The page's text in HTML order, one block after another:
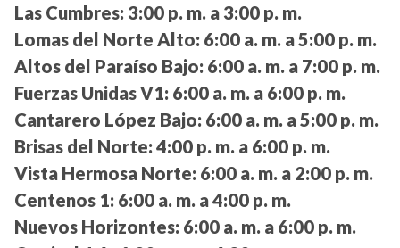
Las Cumbres: 3:00 p. m. a 3:00 p. m.
Lomas del Norte Alto: 6:00 a. m. a 5:00 p. m.
Altos del Paraíso Bajo: 6:00 a. m. a 7:00 p. m.
Fuerzas Unidas V1: 6:00 a. m. a 6:00 p. m.
Cantarero López Bajo: 6:00 a. m. a 5:00 p. m.
Brisas del Norte: 4:00 p. m. a 6:00 p. m.
Vista Hermosa Norte: 6:00 a. m. a 2:00 p. m.
Centenos 1: 6:00 a. m. a 4:00 p. m.
Nuevos Horizontes: 6:00 a. m. a 6:00 p. m.